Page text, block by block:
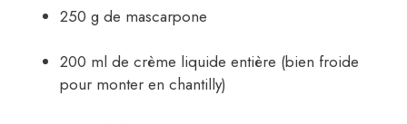
250 g de mascarpone
200 ml de crème liquide entière (bien froide
pour monter en chantilly)